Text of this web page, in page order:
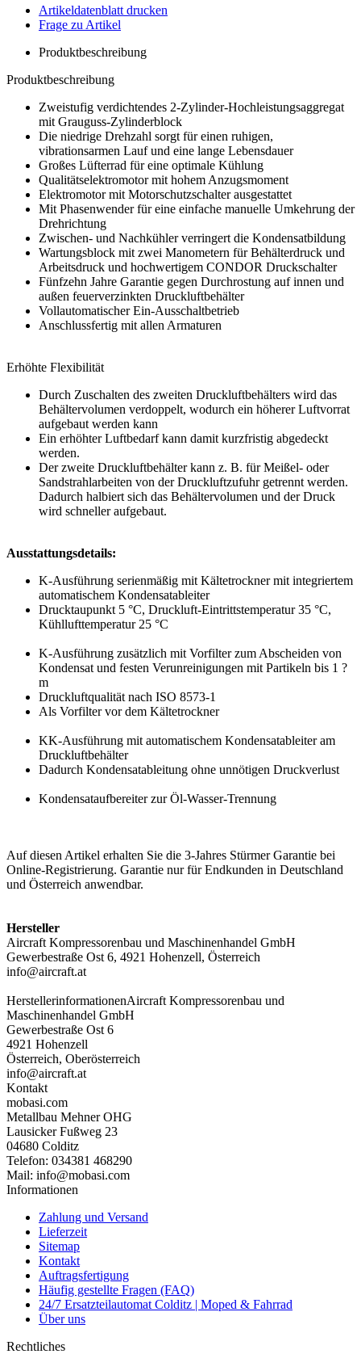
Artikeldatenblatt drucken
Frage zu Artikel
Produktbeschreibung
Produktbeschreibung
Zweistufig verdichtendes 2-Zylinder-Hochleistungsaggregat
mit Grauguss-Zylinderblock
Die niedrige Drehzahl sorgt für einen ruhigen,
vibrationsarmen Lauf und eine lange Lebensdauer
Großes Lüfterrad für eine optimale Kühlung
Qualitätselektromotor mit hohem Anzugsmoment
Elektromotor mit Motorschutzschalter ausgestattet
Mit Phasenwender für eine einfache manuelle Umkehrung der
Drehrichtung
Zwischen- und Nachkühler verringert die Kondensatbildung
Wartungsblock mit zwei Manometern für Behälterdruck und
Arbeitsdruck und hochwertigem CONDOR Druckschalter
Fünfzehn Jahre Garantie gegen Durchrostung auf innen und
außen feuerverzinkten Druckluftbehälter
Vollautomatischer Ein-Ausschaltbetrieb
Anschlussfertig mit allen Armaturen
Erhöhte Flexibilität
Durch Zuschalten des zweiten Druckluftbehälters wird das
Behältervolumen verdoppelt, wodurch ein höherer Luftvorrat
aufgebaut werden kann
Ein erhöhter Luftbedarf kann damit kurzfristig abgedeckt
werden.
Der zweite Druckluftbehälter kann z. B. für Meißel- oder
Sandstrahlarbeiten von der Druckluftzufuhr getrennt werden.
Dadurch halbiert sich das Behältervolumen und der Druck
wird schneller aufgebaut.
Ausstattungsdetails:
K-Ausführung serienmäßig mit Kältetrockner mit integriertem
automatischem Kondensatableiter
Drucktaupunkt 5 °C, Druckluft-Eintrittstemperatur 35 °C,
Kühllufttemperatur 25 °C
K-Ausführung zusätzlich mit Vorfilter zum Abscheiden von
Kondensat und festen Verunreinigungen mit Partikeln bis 1 ?
m
Druckluftqualität nach ISO 8573-1
Als Vorfilter vor dem Kältetrockner
KK-Ausführung mit automatischem Kondensatableiter am
Druckluftbehälter
Dadurch Kondensatableitung ohne unnötigen Druckverlust
Kondensataufbereiter zur Öl-Wasser-Trennung
Auf diesen Artikel erhalten Sie die 3-Jahres Stürmer Garantie bei
Online-Registrierung. Garantie nur für Endkunden in Deutschland
und Österreich anwendbar.
Hersteller
Aircraft Kompressorenbau und Maschinenhandel GmbH
Gewerbestraße Ost 6, 4921 Hohenzell, Österreich
info@aircraft.at
HerstellerinformationenAircraft Kompressorenbau und
Maschinenhandel GmbH
Gewerbestraße Ost 6
4921 Hohenzell
Österreich, Oberösterreich
info@aircraft.at
Kontakt
mobasi.com
Metallbau Mehner OHG
Lausicker Fußweg 23
04680 Colditz
Telefon: 034381 468290
Mail: info@mobasi.com
Informationen
Zahlung und Versand
Lieferzeit
Sitemap
Kontakt
Auftragsfertigung
Häufig gestellte Fragen (FAQ)
24/7 Ersatzteilautomat Colditz | Moped & Fahrrad
Über uns
Rechtliches